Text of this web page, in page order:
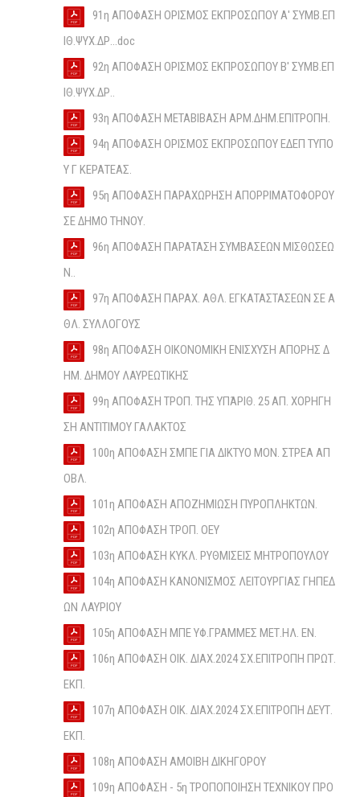
91η ΑΠΟΦΑΣΗ ΟΡΙΣΜΟΣ ΕΚΠΡΟΣΩΠΟΥ Α' ΣΥΜΒ.ΕΠ
ΙΘ.ΨΥΧ.ΔΡ...doc
92η ΑΠΟΦΑΣΗ ΟΡΙΣΜΟΣ ΕΚΠΡΟΣΩΠΟΥ Β' ΣΥΜΒ.ΕΠ
ΙΘ.ΨΥΧ.ΔΡ..
93η ΑΠΟΦΑΣΗ ΜΕΤΑΒΙΒΑΣΗ ΑΡΜ.ΔΗΜ.ΕΠΙΤΡΟΠΗ.
94η ΑΠΟΦΑΣΗ ΟΡΙΣΜΟΣ ΕΚΠΡΟΣΩΠΟΥ ΕΔΕΠ ΤΥΠΟ
Υ Γ ΚΕΡΑΤΕΑΣ.
95η ΑΠΟΦΑΣΗ ΠΑΡΑΧΩΡΗΣΗ ΑΠΟΡΡΙΜΑΤΟΦΟΡΟΥ
ΣΕ ΔΗΜΟ ΤΗΝΟΥ.
96η ΑΠΟΦΑΣΗ ΠΑΡΑΤΑΣΗ ΣΥΜΒΑΣΕΩΝ ΜΙΣΘΩΣΕΩ
Ν..
97η ΑΠΟΦΑΣΗ ΠΑΡΑΧ. ΑΘΛ. ΕΓΚΑΤΑΣΤΑΣΕΩΝ ΣΕ Α
ΘΛ. ΣΥΛΛΟΓΟΥΣ
98η ΑΠΟΦΑΣΗ ΟΙΚΟΝΟΜΙΚΗ ΕΝΙΣΧΥΣΗ ΑΠΟΡΗΣ Δ
ΗΜ. ΔΗΜΟΥ ΛΑΥΡΕΩΤΙΚΗΣ
99η ΑΠΟΦΑΣΗ ΤΡΟΠ. ΤΗΣ ΥΠΆΡΙΘ. 25 ΑΠ. ΧΟΡΗΓΗ
ΣΗ ΑΝΤΙΤΙΜΟΥ ΓΑΛΑΚΤΟΣ
100η ΑΠΟΦΑΣΗ ΣΜΠΕ ΓΙΑ ΔΙΚΤΥΟ ΜΟΝ. ΣΤΡΕΑ ΑΠ
ΟΒΛ.
101η ΑΠΟΦΑΣΗ ΑΠΟΖΗΜΙΩΣΗ ΠΥΡΟΠΛΗΚΤΩΝ.
102η ΑΠΟΦΑΣΗ ΤΡΟΠ. ΟΕΥ
103η ΑΠΟΦΑΣΗ ΚΥΚΛ. ΡΥΘΜΙΣΕΙΣ ΜΗΤΡΟΠΟΥΛΟΥ
104η ΑΠΟΦΑΣΗ ΚΑΝΟΝΙΣΜΟΣ ΛΕΙΤΟΥΡΓΙΑΣ ΓΗΠΕΔ
ΩΝ ΛΑΥΡΙΟΥ
105η ΑΠΟΦΑΣΗ ΜΠΕ ΥΦ.ΓΡΑΜΜΕΣ ΜΕΤ.ΗΛ. ΕΝ.
106η ΑΠΟΦΑΣΗ ΟΙΚ. ΔΙΑΧ.2024 ΣΧ.ΕΠΙΤΡΟΠΗ ΠΡΩΤ.
ΕΚΠ.
107η ΑΠΟΦΑΣΗ ΟΙΚ. ΔΙΑΧ.2024 ΣΧ.ΕΠΙΤΡΟΠΗ ΔΕΥΤ.
ΕΚΠ.
108η ΑΠΟΦΑΣΗ ΑΜΟΙΒΗ ΔΙΚΗΓΟΡΟΥ
109η ΑΠΟΦΑΣΗ - 5η ΤΡΟΠΟΠΟΙΗΣΗ ΤΕΧΝΙΚΟΥ ΠΡΟ